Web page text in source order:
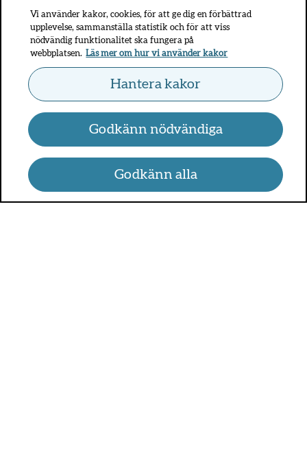
Vi använder kakor, cookies, för att ge dig en förbättrad
upplevelse, sammanställa statistik och för att viss
nödvändig funktionalitet ska fungera på
webbplatsen. Läs mer om hur vi använder kakor
Hantera kakor
Godkänn nödvändiga
Godkänn alla